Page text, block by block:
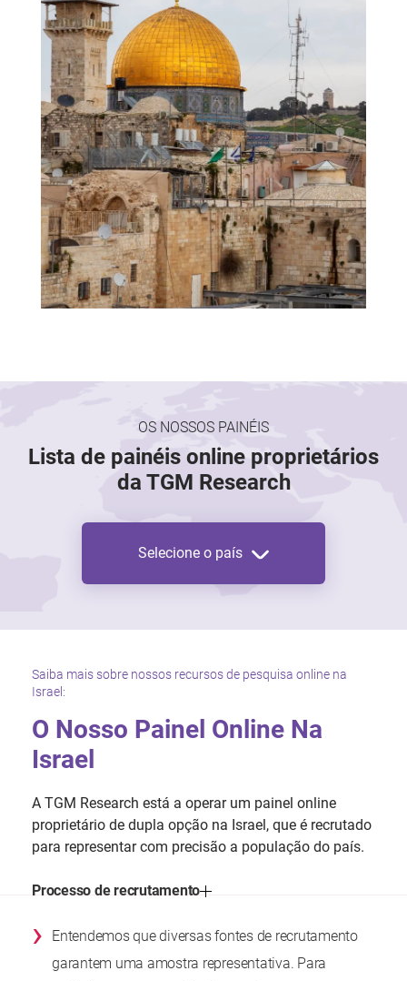
OS NOSSOS PAINÉIS
Lista de painéis online proprietários
da TGM Research
Selecione o país
Saiba mais sobre nossos recursos de pesquisa online na
Israel:
O Nosso Painel Online Na
Israel
A TGM Research está a operar um painel online
proprietário de dupla opção na Israel, que é recrutado
para representar com precisão a população do país.
Processo de recrutamento
›
Entendemos que diversas fontes de recrutamento
garantem uma amostra representativa. Para